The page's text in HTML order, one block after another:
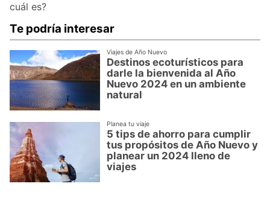
cuál es?
Te podría interesar
Viajes de Año Nuevo
Destinos ecoturísticos para
darle la bienvenida al Año
Nuevo 2024 en un ambiente
natural
Planea tu viaje
5 tips de ahorro para cumplir
tus propósitos de Año Nuevo y
planear un 2024 lleno de
viajes